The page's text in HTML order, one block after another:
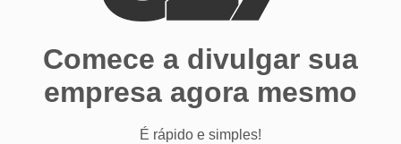
Comece a divulgar sua
empresa agora mesmo
É rápido e simples!